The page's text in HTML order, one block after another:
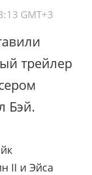
GMT+3
трейлер
Бэй.
II и Эйса